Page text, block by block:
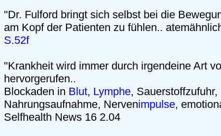
"Dr. Fulford bringt sich selbst bei die
am Kopf der Patienten zu fühlen..
S.52f
"Krankheit wird immer durch irgendeine Art
hervorgerufen..
Blockaden in Blut, Lymphe, Sauerstoffzufuhr,
Nahrungsaufnahme, Nervenimpulse,
Selfhealth News 16 2.04